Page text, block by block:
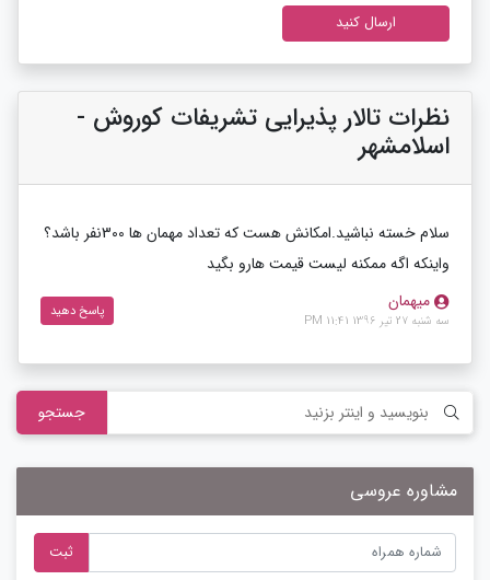
نظرات تالار پذیرایی تشریفات کوروش -
اسلامشهر
سلام خسته نباشید.امکانش هست که تعداد مهمان ها 300نفر باشد؟
واینکه اگه ممکنه لیست قیمت هارو بگید
میهمان
سه شنبه 27 تیر 1396 11:41 PM
پاسخ دهید
جستجو
مشاوره عروسی
ثبت